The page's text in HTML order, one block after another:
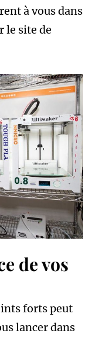
à vous dans
le site de
de vos
forts peut
lancer dans